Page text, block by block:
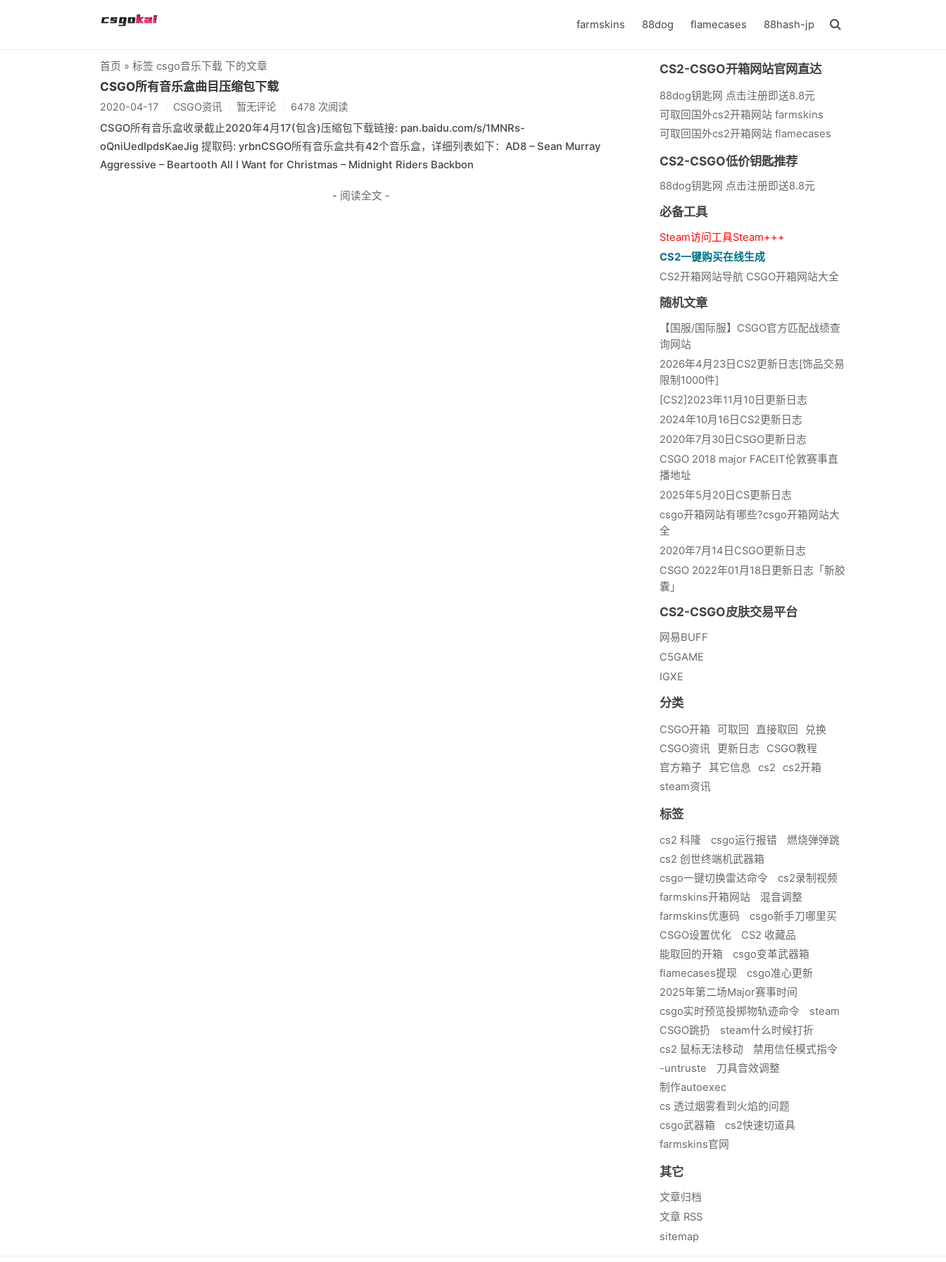
farmskins 88dog flamecases 88hash-jp
首页 » 标签 csgo音乐下载 下的文章
CSGO所有音乐盒曲目压缩包下载
2020-04-17 CSGO资讯 暂无评论 6478 次阅读
CSGO所有音乐盒收录截止2020年4月17(包含)压缩包下载链接: pan.baidu.com/s/1MNRs-
oQniUedIpdsKaeJig 提取码: yrbnCSGO所有音乐盒共有42个音乐盒，详细列表如下：AD8 – Sean Murray
Aggressive – Beartooth All I Want for Christmas – Midnight Riders Backbon
- 阅读全文 -
CS2-CSGO开箱网站官网直达
88dog钥匙网 点击注册即送8.8元
可取回国外cs2开箱网站 farmskins
可取回国外cs2开箱网站 flamecases
CS2-CSGO低价钥匙推荐
88dog钥匙网 点击注册即送8.8元
必备工具
Steam访问工具Steam+++
CS2一键购买在线生成
CS2开箱网站导航 CSGO开箱网站大全
随机文章
【国服/国际服】CSGO官方匹配战绩查
询网站
2026年4月23日CS2更新日志[饰品交易
限制1000件]
[CS2]2023年11月10日更新日志
2024年10月16日CS2更新日志
2020年7月30日CSGO更新日志
CSGO 2018 major FACEIT伦敦赛事直
播地址
2025年5月20日CS更新日志
csgo开箱网站有哪些?csgo开箱网站大
全
2020年7月14日CSGO更新日志
CSGO 2022年01月18日更新日志「新胶
囊」
CS2-CSGO皮肤交易平台
网易BUFF
C5GAME
IGXE
分类
CSGO开箱 可取回 直接取回
兑换
CSGO资讯
更新日志
CSGO教程
官方箱子
其它信息 cs2
cs2开箱
steam资讯
标签
cs2 科隆 csgo运行报错
燃烧弹弹跳
cs2 创世终端机武器箱
csgo一键切换雷达命令
cs2录制视频
farmskins开箱网站
混音调整
farmskins优惠码
csgo新手刀哪里买
CSGO设置优化
CS2 收藏品
能取回的开箱
csgo变革武器箱
flamecases提现
csgo准心更新
2025年第二场Major赛事时间
csgo实时预览投掷物轨迹命令
steam
CSGO跳扔
steam什么时候打折
cs2 鼠标无法移动
禁用信任模式指令
-untruste
刀具音效调整
制作autoexec
cs 透过烟雾看到火焰的问题
csgo武器箱
cs2快速切道具
farmskins官网
其它
文章归档
文章 RSS
sitemap